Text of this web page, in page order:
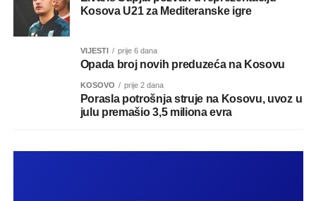
Kosova U21 za Mediteranske igre
VIJESTI prije 6 dana
Opada broj novih preduzeća na Kosovu
KOSOVO prije 2 dana
Porasla potrošnja struje na Kosovu, uvoz u
julu premašio 3,5 miliona evra